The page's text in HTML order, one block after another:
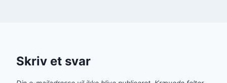
Skriv et svar